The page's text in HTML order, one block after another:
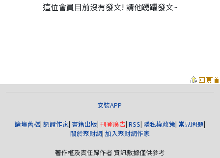
這位會員目前沒有發文! 請他踴躍發文~
安裝APP
論壇舊檔| 認證作家| 書籍出版| 刊登廣告| RSS| 隱私權政策| 常見問題|
關於聚財網| 加入聚財網作家
著作權及責任歸作者 資訊數據僅供參考